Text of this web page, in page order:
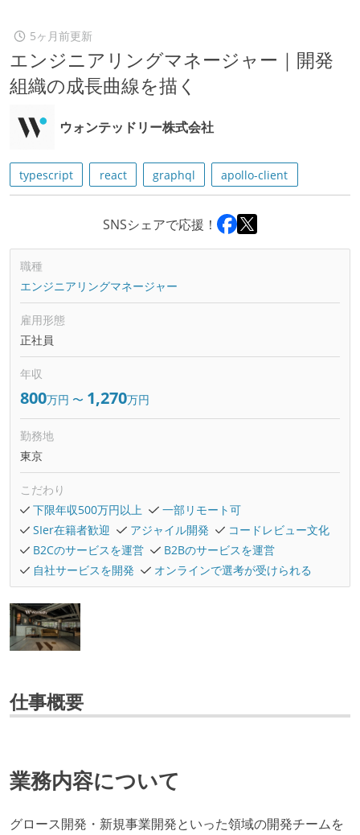
5ヶ月前更新
エンジニアリングマネージャー｜開発
組織の成長曲線を描く
ウォンテッドリー株式会社
typescript react graphql apollo-client
SNSシェアで応援！
職種
エンジニアリングマネージャー
雇用形態
正社員
年収
800万円 〜 1,270万円
勤務地
東京
こだわり
下限年収500万円以上
一部リモート可
SIer在籍者歓迎
アジャイル開発
コードレビュー文化
B2Cのサービスを運営
B2Bのサービスを運営
自社サービスを開発
オンラインで選考が受けられる
仕事概要
業務内容について
グロース開発・新規事業開発といった領域の開発チームを